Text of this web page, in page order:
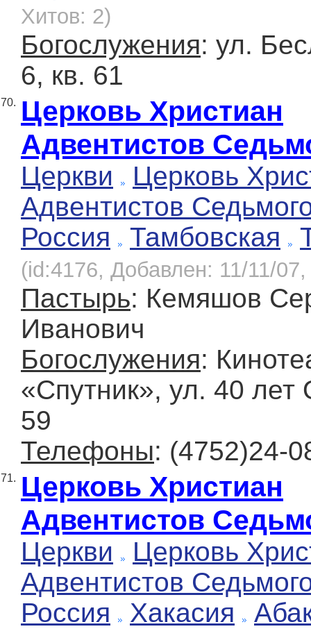
Хитов: 2)
Богослужения: ул.
6, кв. 61
70. Церковь Христиан
Адвентистов
Церкви
Церковь
Адвентистов
Россия
Тамбовская
(id:4176, Добавлен: 11/11/
Пастырь: Кемяшов
Иванович
Богослужения:
«Спутник», ул. 40 лет
59
Телефоны: (4752)24-
71. Церковь Христиан
Адвентистов
Церкви
Церковь
Адвентистов
Россия
Хакасия